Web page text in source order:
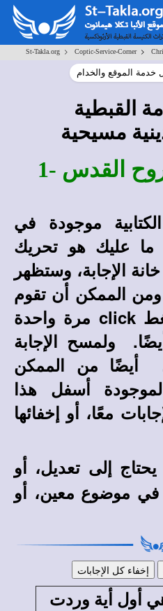
St-Takla.org > Coptic-Service-Corner>
خدمة الموقع والخدام
القبطية
مسيحية
القدس -1
موجودة في
عليك هو تحريك
الإجابة، وستظهر
ومن الممكن أن تقوم
click مرة واحدة
ولمسح الإجابة
من الممكن
أسفل هذا
معًا، أو إخفائها
إلى تعديل، أو
موضوع معين، أو
أول أية وردت